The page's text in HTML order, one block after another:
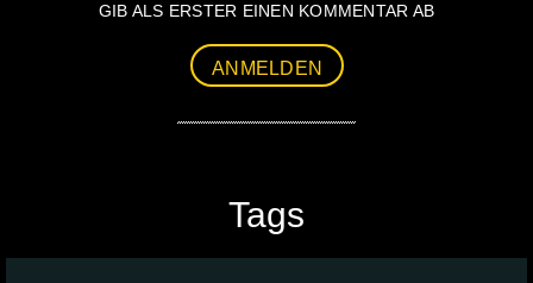
GIB ALS ERSTER EINEN KOMMENTAR AB
ANMELDEN
Tags